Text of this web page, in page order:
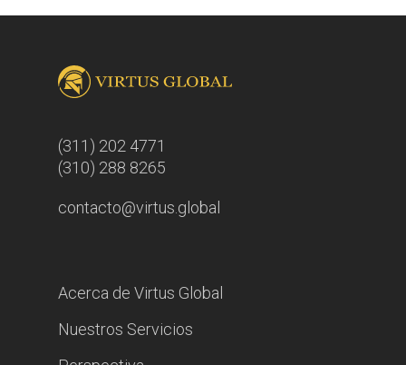
(311) 202 4771
(310) 288 8265
contacto@virtus.global
Acerca de Virtus Global
Nuestros Servicios